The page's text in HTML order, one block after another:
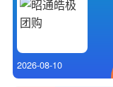
2026-08-10